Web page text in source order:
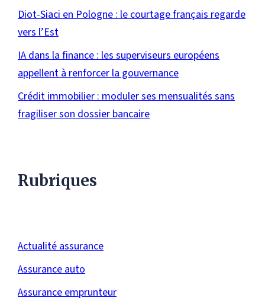
Diot-Siaci en Pologne : le courtage français regarde
vers l’Est
IA dans la finance : les superviseurs européens
appellent à renforcer la gouvernance
Crédit immobilier : moduler ses mensualités sans
fragiliser son dossier bancaire
Rubriques
Actualité assurance
Assurance auto
Assurance emprunteur